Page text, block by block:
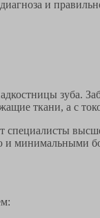
и
зуба.
ткани, а с
и минимальными